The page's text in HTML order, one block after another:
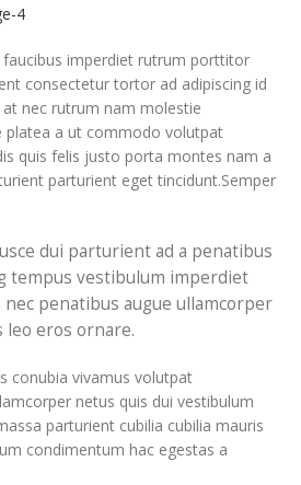
imperdiet rutrum porttitor
consectetur tortor ad adipiscing id
nec rutrum nam molestie
platea a ut commodo volutpat
quis felis justo porta montes nam a
parturient eget tincidunt.Semper
dui parturient ad a penatibus
tempus vestibulum imperdiet
nec penatibus augue ullamcorper
leo eros ornare.
conubia vivamus volutpat
netus quis dui vestibulum
parturient cubilia cubilia mauris
condimentum hac egestas a